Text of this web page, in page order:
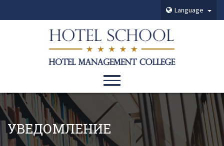
Language
УВЕДОМЛЕНИЕ